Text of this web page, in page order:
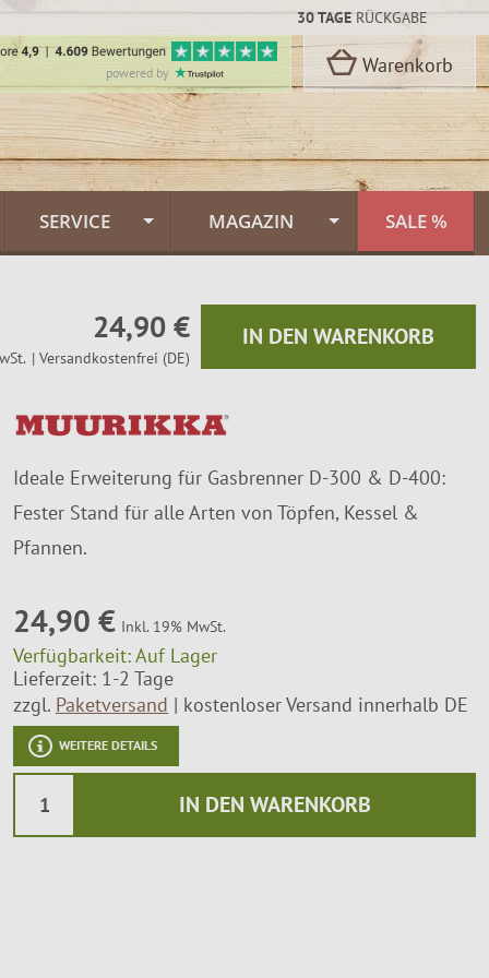
30 TAGERÜCKGABE
powered by Warenkorb
SERVICE
Versand & Lieferung
FINNWERK Qualität
Über uns
MAGAZIN
Feuerlachs Galerie
Muurikka Pfannen
Jagdmesser
SALE %
IN DEN WARENKORB
24,90 €
| Versandkostenfrei (DE)
Ideale Erweiterung für Gasbrenner D-300 & D-400:
Fester Stand für alle Arten von Töpfen, Kessel &
Pfannen.
24,90 € Inkl. 19% MwSt.
Verfügbarkeit:Auf Lager
Lieferzeit: 1-2 Tage
zzgl. Paketversand kostenloser Versand innerhalb DE
WEITERE DETAILS
IN DEN WARENKORB